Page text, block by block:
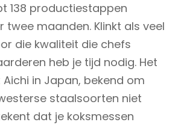
138 productiestappen
twee maanden. Klinkt als veel
die kwaliteit die chefs
heb je tijd nodig. Het
in Japan, bekend om
staalsoorten niet
dat je koksmessen